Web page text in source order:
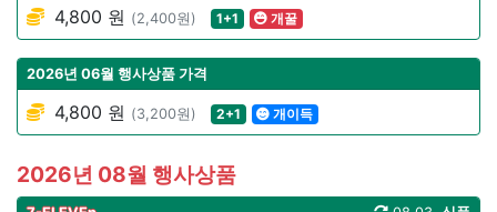
4,800 원 (2,400원) 1+1 개꿀
2026년 06월 행사상품 가격
4,800 원 (3,200원) 2+1 개이득
2026년 08월 행사상품